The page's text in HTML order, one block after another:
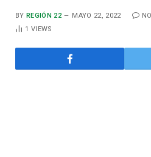
BY REGIÓN 22 MAYO 22, 2022
1VIEWS